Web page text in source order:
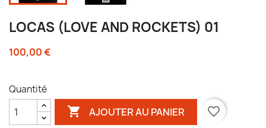
LOCAS (LOVE AND ROCKETS) 01
100,00 €
Quantité
 AJOUTER AU PANIER favorite_border